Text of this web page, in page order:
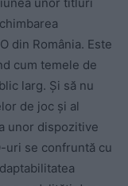
din România. Este
cum temele de
larg. Și să nu
de joc și al
unor dispozitive
uri se confruntă cu